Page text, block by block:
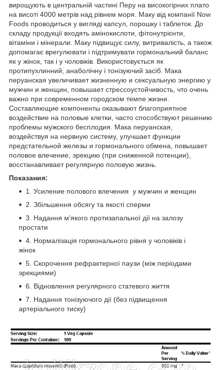
вирощують в центральній частині Перу на високогірних плато
на висоті 4000 метрів над рівнем моря. Маку від компанії Now
Foods проводиться у вигляді капсул, порошку і таблеток. До
складу продукції входять амінокислоти, фітонутрієнти,
вітаміни і мінерали. Маку підвищує силу, витривалість, а також
допомагає врегулювати і підтримувати гормональний баланс
як у жінок, так і у чоловіків. Використовується як
протипухлинний, анаболічну і тонізуючий засіб. Мака
перуанская увеличивает жизненную и сексуальную энергию у
мужчин и женщин, повышает стрессоустойчивость, что очень
важно при современном городском темпе жизни.
Составляющие компоненты оказывают благоприятное
воздействие на половые клетки, часто способствуют решению
проблемы мужского бесплодия. Мака перуанская,
воздействуя на нервную систему, улучшает функции
предстательной железы и гормонального обмена, повышает
половое влечение, эрекцию (при сниженной потенции),
восстанавливает регулярную половую жизнь.
Показания:
1. Усиление полового влечения у мужчин и женщин
2. Збільшення обсягу та якості сперми
3. Надання м'якого протизапальної дії на залозу
простати
4. Нормалізація гормонального рівня у чоловіків і
жінок
5. Скорочення рефрактерної паузи (між періодами
эрекциями)
6. Відновлення регулярного статевого життя
7. Надання тонізуючого дії (без підвищення
артеріального тиску)